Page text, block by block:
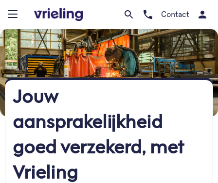
Contact
Jouw
aansprakelijkheid
goed verzekerd, met
Vrieling